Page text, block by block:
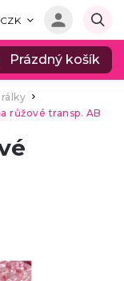
CZK
Prázdný košík
/
růžové transp. AB